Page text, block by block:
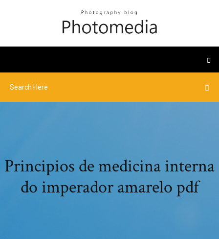
Principios de medicina interna
do imperador amarelo pdf